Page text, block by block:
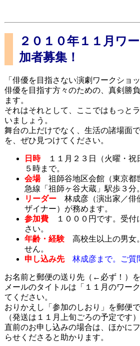
２０１０年１１月ワ
加者募集！
「俳優を目指さない演劇ワークショ
俳優を目指す方々のための、真剣勝
ます。
それはそれとして、ここではもっと
いましょう。
舞台の上だけでなく、生活の諸場面
を、ぜひ見つけてください。
日時１１月２３日（火曜・祝
５時まで。
会場祖師谷地区会館（東京都
急線「祖師ヶ谷大蔵」駅歩３分。
リーダー林成彦（演出家／俳
ザイナー）が務めます。
参加費１０００円です。受付
さい。
年齢・経験高校生以上の男女
せん。
申し込み先
林成彦まで。ご質
お名前と郵便の送り先（←必ず！）を
メールのタイトルは「１１月のワー
てください。
おりかえし「参加のしおり」を郵便
（発送は１１月上旬ごろの予定です）
直前のお申し込みの場合は、ほかに
らせくださると助かります。